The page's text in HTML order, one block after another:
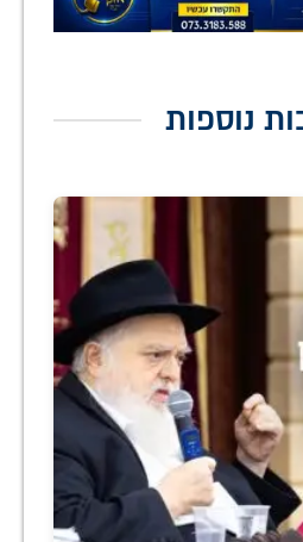
נוספות